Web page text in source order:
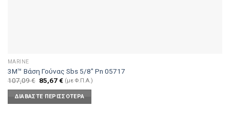
MARINE
3M™ Βάση Γούνας Sbs 5/8″ Pn 05717
107,09€ Original
price
was:
107,09 €.
85,67€Η
τρέχουσα
τιμή
είναι:
85,67 €.
(με Φ.Π.Α.)
ΔΙΑΒΆΣΤΕ ΠΕΡΙΣΣΌΤΕΡΑ